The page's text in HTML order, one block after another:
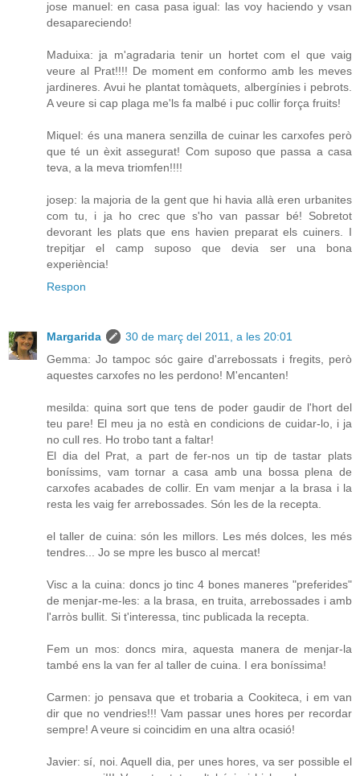
jose manuel: en casa pasa igual: las voy haciendo y vsan
desapareciendo!
Maduixa: ja m'agradaria tenir un hortet com el que vaig
veure al Prat!!!! De moment em conformo amb les meves
jardineres. Avui he plantat tomàquets, albergínies i pebrots.
A veure si cap plaga me'ls fa malbé i puc collir força fruits!
Miquel: és una manera senzilla de cuinar les carxofes però
que té un èxit assegurat! Com suposo que passa a casa
teva, a la meva triomfen!!!!
josep: la majoria de la gent que hi havia allà eren urbanites
com tu, i ja ho crec que s'ho van passar bé! Sobretot
devorant les plats que ens havien preparat els cuiners. I
trepitjar el camp suposo que devia ser una bona
experiència!
Respon
Margarida
30 de març del 2011, a les 20:01
Gemma: Jo tampoc sóc gaire d'arrebossats i fregits, però
aquestes carxofes no les perdono! M'encanten!
mesilda: quina sort que tens de poder gaudir de l'hort del
teu pare! El meu ja no està en condicions de cuidar-lo, i ja
no cull res. Ho trobo tant a faltar!
El dia del Prat, a part de fer-nos un tip de tastar plats
boníssims, vam tornar a casa amb una bossa plena de
carxofes acabades de collir. En vam menjar a la brasa i la
resta les vaig fer arrebossades. Són les de la recepta.
el taller de cuina: són les millors. Les més dolces, les més
tendres... Jo se mpre les busco al mercat!
Visc a la cuina: doncs jo tinc 4 bones maneres "preferides"
de menjar-me-les: a la brasa, en truita, arrebossades i amb
l'arròs bullit. Si t'interessa, tinc publicada la recepta.
Fem un mos: doncs mira, aquesta manera de menjar-la
també ens la van fer al taller de cuina. I era boníssima!
Carmen: jo pensava que et trobaria a Cookiteca, i em van
dir que no vendries!!! Vam passar unes hores per recordar
sempre! A veure si coincidim en una altra ocasió!
Javier: sí, noi. Aquell dia, per unes hores, va ser possible el